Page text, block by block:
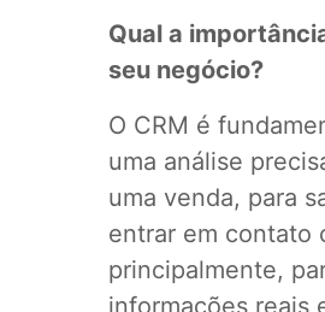
Qual a
seu negócio?
O CRM é
uma análise
uma venda, para
entrar em contato
principalmente,